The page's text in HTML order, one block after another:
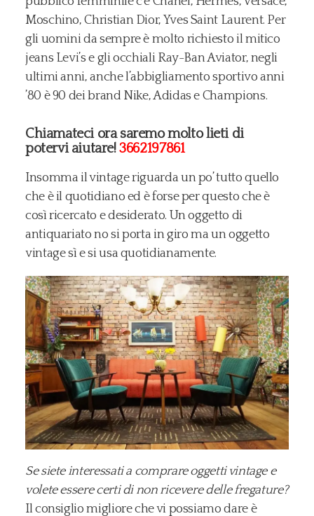
Moschino, Christian Dior, Yves Saint Laurent. Per
gli uomini da sempre è molto richiesto il mitico
jeans Levi’s e gli occhiali Ray-Ban Aviator, negli
ultimi anni, anche l’abbigliamento sportivo anni
’80 è 90 dei brand Nike, Adidas e Champions.
Chiamateci ora saremo molto lieti di
potervi aiutare!3662197861
Insomma il vintage riguarda un po’ tutto quello
che è il quotidiano ed è forse per questo che è
così ricercato e desiderato. Un oggetto di
antiquariato no si porta in giro ma un oggetto
vintage sì e si usa quotidianamente.
Se siete interessati a comprare oggetti vintage e
volete essere certi di non ricevere delle fregature?
Il consiglio migliore che vi possiamo dare è